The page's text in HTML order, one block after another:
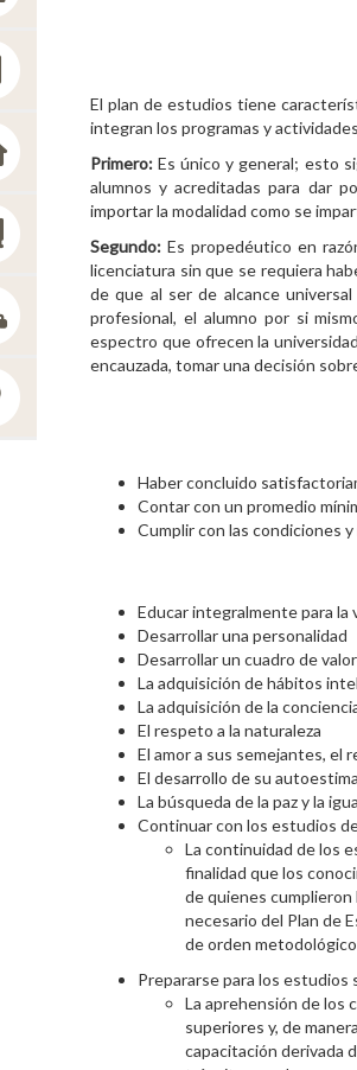
El plan de estudios tiene
integran los programas y
Primero: Es único y general; esto
alumnos y acreditadas para dar
importar la modalidad como se
Segundo: Es propedéutico en
licenciatura sin que se requiera
de que al ser de alcance
profesional, el alumno por si
espectro que ofrecen la
encauzada, tomar una decisión
Haber concluido
Contar con un promedio
Cumplir con las condiciones
Educar integralmente para la
Desarrollar una personalidad
Desarrollar un cuadro de
La adquisición de hábitos
La adquisición de la
El respeto a la naturaleza
El amor a sus semejantes, el
El desarrollo de su
La búsqueda de la paz y la
Continuar con los estudios
La continuidad de los
finalidad que los
de quienes
necesario del Plan de
de orden
Prepararse para los
La aprehensión de los
superiores y, de
capacitación derivada